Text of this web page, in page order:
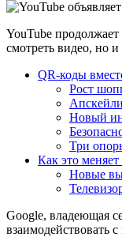
YouTube
смотреть видео, но
QR-коды
Рост
Новый
Три
Как это меняет
Новые
Google, владеющая
взаимодействовать